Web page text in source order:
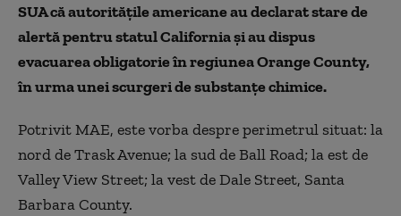
SUA că autorităţile americane au declarat stare de
alertă pentru statul California şi au dispus
evacuarea obligatorie în regiunea Orange County,
în urma unei scurgeri de substanţe chimice.
Potrivit MAE, este vorba despre perimetrul situat: la
nord de Trask Avenue; la sud de Ball Road; la est de
Valley View Street; la vest de Dale Street, Santa
Barbara County.